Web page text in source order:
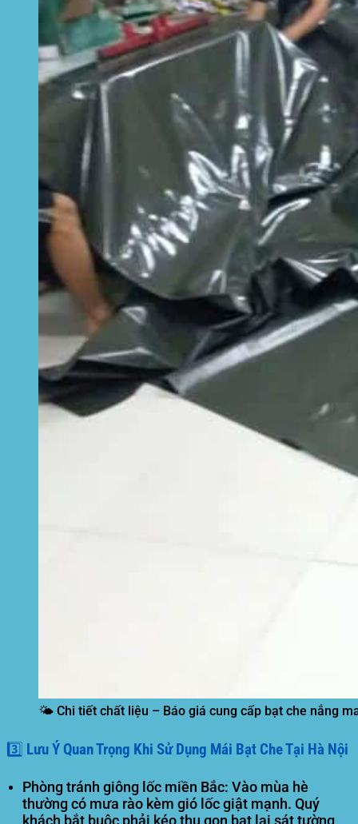
🌤️ Chi tiết chất liệu – Báo giá cung cấp bạt che nắng
3️⃣ Lưu Ý Quan Trọng Khi Sử Dụng Mái Bạt Che Tại Hà Nội
Phòng tránh giông lốc miền Bắc: Vào mùa hè
thường có mưa rào kèm gió lốc giật mạnh. Quý